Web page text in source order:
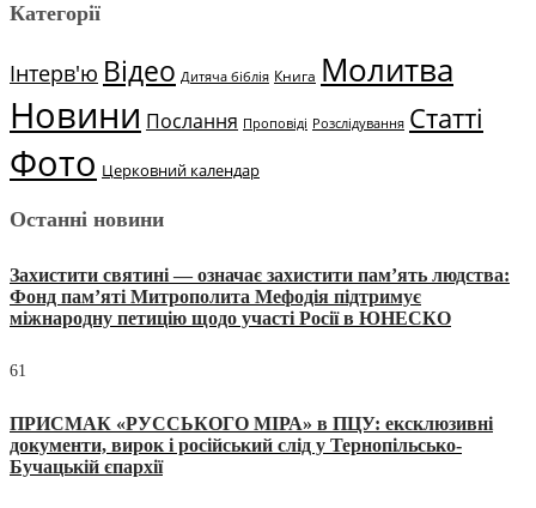
Категорії
Інтерв'ю Відео Дитяча біблія Книга Молитва
Новини Послання Проповіді Розслідування Статті
Фото Церковний календар
Останні новини
Захистити святині — означає захистити пам’ять людства:
Фонд пам’яті Митрополита Мефодія підтримує
міжнародну петицію щодо участі Росії в ЮНЕСКО
61
ПРИСМАК «РУССЬКОГО МІРА» в ПЦУ: ексклюзивні
документи, вирок і російський слід у Тернопільсько-
Бучацькій єпархії